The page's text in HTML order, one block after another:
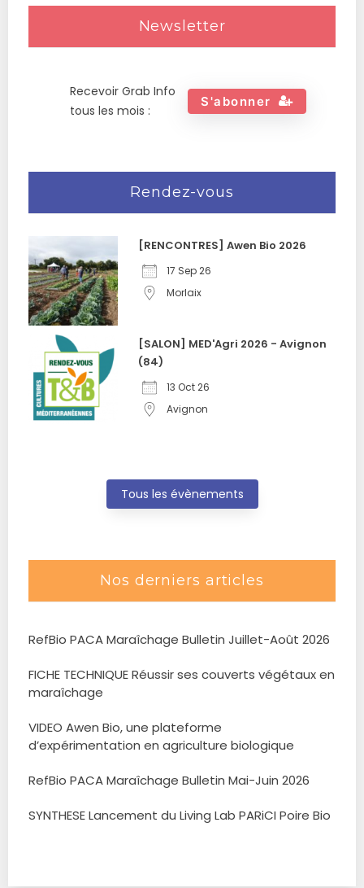
Newsletter
Recevoir Grab Info
tous les mois :
S'abonner
Rendez-vous
[RENCONTRES] Awen Bio 2026
17 Sep 26
Morlaix
[SALON] MED'Agri 2026 - Avignon
(84)
13 Oct 26
Avignon
Tous les évènements
Nos derniers articles
RefBio PACA Maraîchage Bulletin Juillet-Août 2026
FICHE TECHNIQUE Réussir ses couverts végétaux en
maraîchage
VIDEO Awen Bio, une plateforme
d’expérimentation en agriculture biologique
RefBio PACA Maraîchage Bulletin Mai-Juin 2026
SYNTHESE Lancement du Living Lab PARiCI Poire Bio